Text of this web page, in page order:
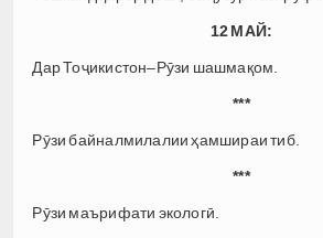
12 МАЙ:
Дар Тоҷикистон–Рӯзи шашмақом.
***
Рӯзи байналмилалии ҳамшираи тиб.
***
Рӯзи маърифати экологӣ.